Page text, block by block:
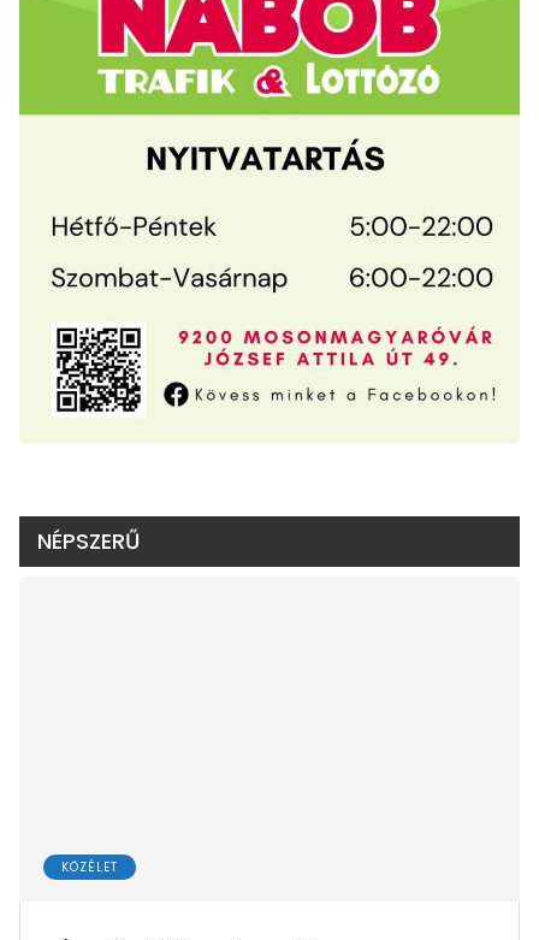
NÉPSZERŰ
KÖZÉLET